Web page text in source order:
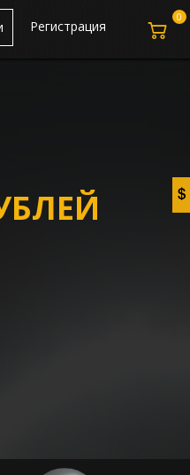
Регистрация
0